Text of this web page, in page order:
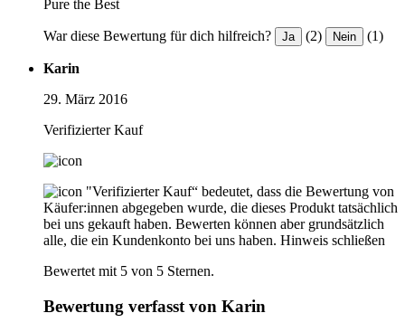
Pure the Best
War diese Bewertung für dich hilfreich? Ja (2) Nein (1)
Karin
29. März 2016
Verifizierter Kauf
"Verifizierter Kauf“ bedeutet, dass die Bewertung von
Käufer:innen abgegeben wurde, die dieses Produkt tatsächlich
bei uns gekauft haben. Bewerten können aber grundsätzlich
alle, die ein Kundenkonto bei uns haben. Hinweis schließen
Bewertet mit 5 von 5 Sternen.
Bewertung verfasst von Karin